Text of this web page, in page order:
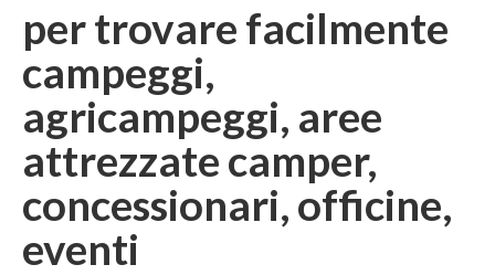
per trovare facilmente
campeggi,
agricampeggi, aree
attrezzate camper,
concessionari, officine,
eventi